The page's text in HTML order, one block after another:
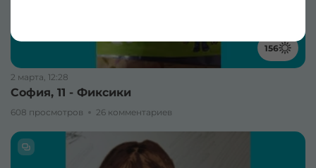
156
2 марта, 12:28
София, 11 - Фиксики
608 просмотров 26 комментариев